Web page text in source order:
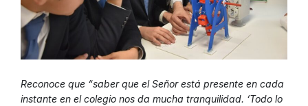
Reconoce que “saber que el Señor está presente en cada
instante en el colegio nos da mucha tranquilidad. ‘Todo lo